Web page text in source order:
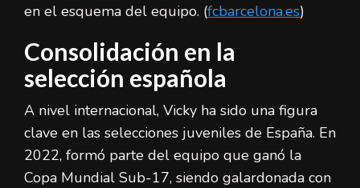
en el esquema del equipo. (fcbarcelona.es)
Consolidación en la
selección española
A nivel internacional, Vicky ha sido una figura
clave en las selecciones juveniles de España. En
2022, formó parte del equipo que ganó la
Copa Mundial Sub-17, siendo galardonada con